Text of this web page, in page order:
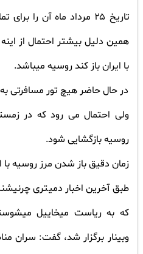
تاریخ ۲۵ مرداد ماه آن را برای
همین دلیل بیشتر احتمال از
با ایران باز کند روسیه میباشد.
در حال حاضر هیچ تور مسافرتی
ولی احتمال می رود که در
روسیه بازگشایی شود.
زمان دقیق باز شدن مرز روسیه با
طبق آخرین اخبار دمیتری
که به ریاست میخاییل
وبینار برگزار شد، گفت: سران